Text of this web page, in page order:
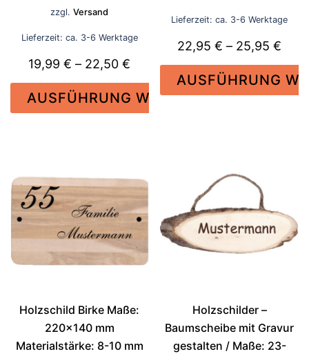
22,50 €
zzgl.Versand
Lieferzeit: ca. 3-6 Werktage
19,99€ – 22,50€ Preisspanne:
19,99 €
bis
AUSFÜHRUNG WÄHLEN
mehrere
Varianten
auf.
Die
Optionen
der
Produktseite
gewählt
Lieferzeit: ca. 3-6 Werktage
22,95€ – 25,95€
bis
AUSFÜHRUNG
Varianten
Optionen
können
Produktseite
gewählt
werden
Holzschild Birke Maße:
220×140 mm
Materialstärke: 8-10 mm
Holzschilder –
Baumscheibe mit Gravur
gestalten / Maße: 23-